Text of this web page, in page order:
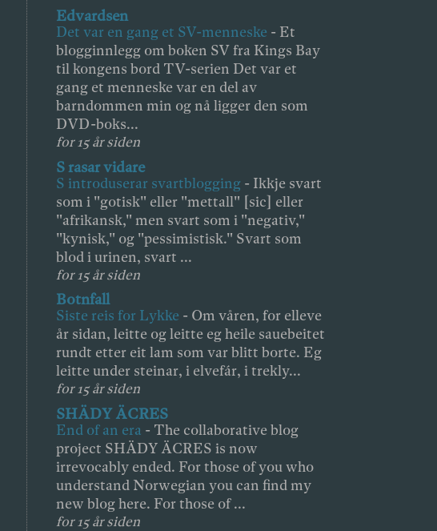
Edvardsen
Det var en gang et SV-menneske - Et
blogginnlegg om boken SV fra Kings Bay
til kongens bord TV-serien Det var et
gang et menneske var en del av
barndommen min og nå ligger den som
DVD-boks...
for 15 år siden
S rasar vidare
S introduserar svartblogging - Ikkje svart
som i "gotisk" eller "mettall" [sic] eller
"afrikansk," men svart som i "negativ,"
"kynisk," og "pessimistisk." Svart som
blod i urinen, svart ...
for 15 år siden
Botnfall
Siste reis for Lykke - Om våren, for elleve
år sidan, leitte og leitte eg heile sauebeitet
rundt etter eit lam som var blitt borte. Eg
leitte under steinar, i elvefár, i trekly...
for 15 år siden
SHÄDY ÄCRES
End of an era - The collaborative blog
project SHÄDY ÄCRES is now
irrevocably ended. For those of you who
understand Norwegian you can find my
new blog here. For those of ...
for 15 år siden